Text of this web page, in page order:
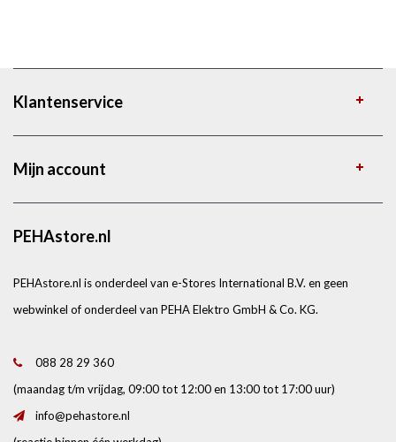
Klantenservice
Mijn account
PEHAstore.nl
PEHAstore.nl is onderdeel van e-Stores International B.V. en geen
webwinkel of onderdeel van PEHA Elektro GmbH & Co. KG.
088 28 29 360
(maandag t/m vrijdag, 09:00 tot 12:00 en 13:00 tot 17:00 uur)
info@pehastore.nl